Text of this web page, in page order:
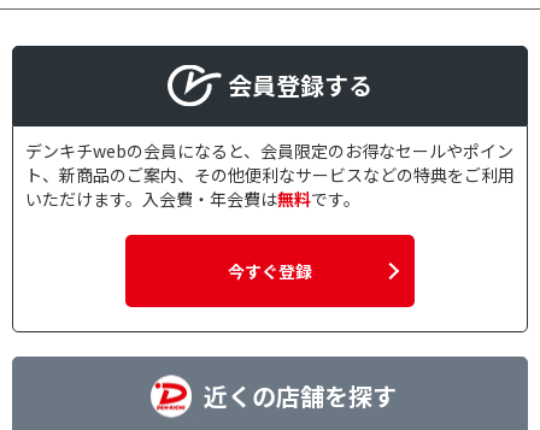
会員登録する
デンキチwebの会員になると、会員限定のお得なセールやポイン
ト、新商品のご案内、その他便利なサービスなどの特典をご利用
いただけます。入会費・年会費は無料です。
今すぐ登録
近くの店舗を探す